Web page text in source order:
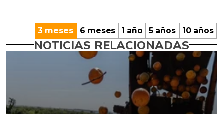
3 meses 6 meses 1 año 5 años 10 años
NOTICIAS RELACIONADAS